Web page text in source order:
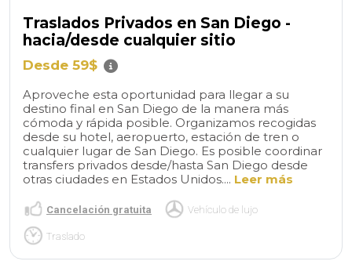
Traslados Privados en San Diego -
hacia/desde cualquier sitio
Desde 59$
Aproveche esta oportunidad para llegar a su
destino final en San Diego de la manera más
cómoda y rápida posible. Organizamos recogidas
desde su hotel, aeropuerto, estación de tren o
cualquier lugar de San Diego. Es posible coordinar
transfers privados desde/hasta San Diego desde
otras ciudades en Estados Unidos.... Leer más
Cancelación gratuita Vehículo de lujo
Traslado